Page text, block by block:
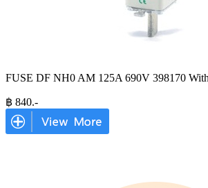
FUSE DF NH0 AM 125A 690V 398170
฿ 840.-